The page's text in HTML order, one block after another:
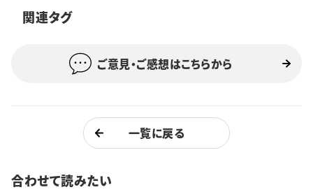
購読
学生記者募集 お問い合わせ
関連タグ
ご意見・ご感想はこちらから
一覧に戻る
合わせて読みたい